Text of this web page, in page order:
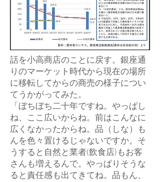
話を小高商店のことに戻す。銀座通
りのマーケット時代から現在の場所
に移転してからの商売の様子につい
てうかがってみた。
「ぼちぼち二十年ですね。やっぱし
ね、ここ広いからね。前はこんなに
広くなかったからね。品（しな）も
んを色々置けるじゃないですか。そ
うすると自然と業者(飲食店)もお客
さんも増えるんで。やっぱりそうな
ると責任感も出てきてね。品もん、